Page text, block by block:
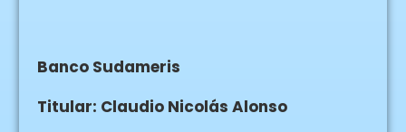
Banco Sudameris
Titular: Claudio Nicolás Alonso